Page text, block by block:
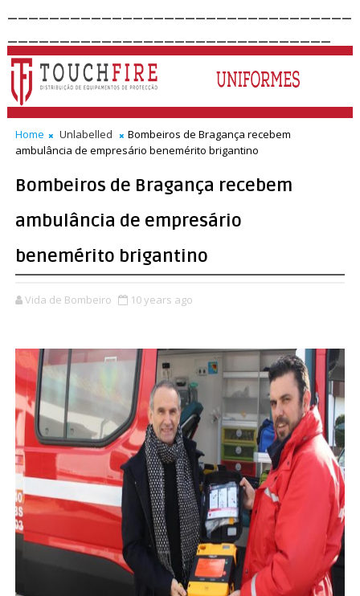
Home Unlabelled
Bombeiros de Bragança recebem
ambulância de empresário benemérito brigantino
Bombeiros de Bragança recebem
ambulância de empresário
benemérito brigantino
Vida de Bombeiro 10 years ago